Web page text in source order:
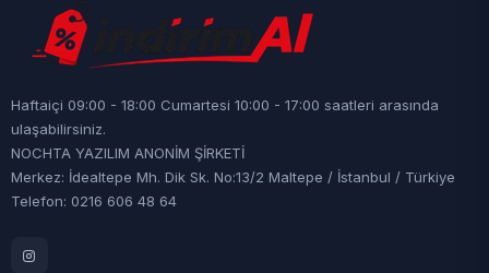
Haftaiçi 09:00 - 18:00 Cumartesi 10:00 - 17:00 saatleri arasında
ulaşabilirsiniz.
NOCHTA YAZILIM ANONİM ŞİRKETİ
Merkez: İdealtepe Mh. Dik Sk. No:13/2 Maltepe / İstanbul / Türkiye
Telefon: 0216 606 48 64